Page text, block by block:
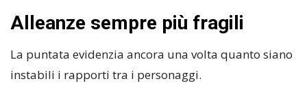
Alleanze sempre più fragili
La puntata evidenzia ancora una volta quanto siano
instabili i rapporti tra i personaggi.